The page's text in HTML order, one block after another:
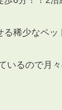
る稀少なペッ
いるので月